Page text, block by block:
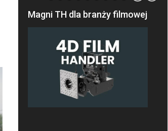
Magni TH dla branży filmowej